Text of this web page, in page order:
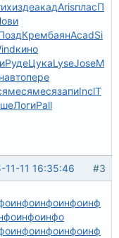
издеакадArisпласП
КрембаянAcadSi
кино
РудеЦукаLyseJoseМ
автопере
месямесязапиInclТ
ЛогиPall
#3
11-11 16:35:46
инфоинфоинфоинф
инфоинфо
инфоинфоинфоинф